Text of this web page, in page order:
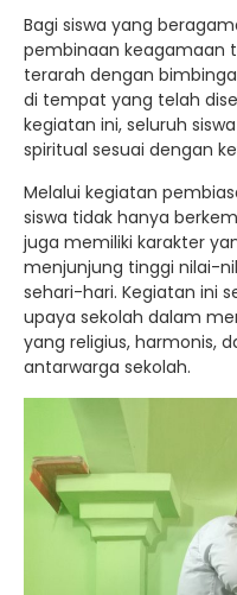
Bagi siswa yang
pembinaan keagamaan
terarah dengan
di tempat yang telah
kegiatan ini, seluruh
spiritual sesuai dengan
Melalui kegiatan
siswa tidak hanya
juga memiliki karakter
menjunjung tinggi nilai-
sehari-hari. Kegiatan ini
upaya sekolah dalam
yang religius, harmonis,
antarwarga sekolah.